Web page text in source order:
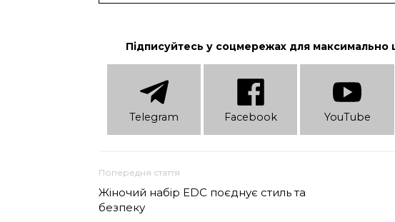
Підписуйтесь у соцмережах для максимально
Telеgram Facebook YouTube
Попередня стаття
Жіночий набір EDC поєднує стиль та
безпеку